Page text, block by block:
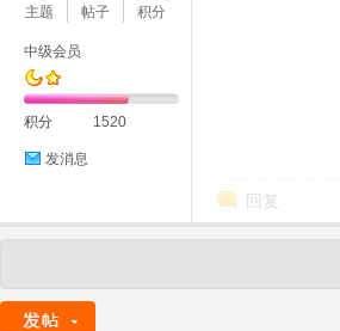
主题
帖子
积分
中级会员
积分 1520
发消息
回复